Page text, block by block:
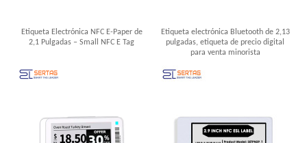
Etiqueta Electrónica NFC E-Paper de
2,1 Pulgadas – Small NFC E Tag
Etiqueta electrónica Bluetooth de 2,13
pulgadas, etiqueta de precio digital
para venta minorista